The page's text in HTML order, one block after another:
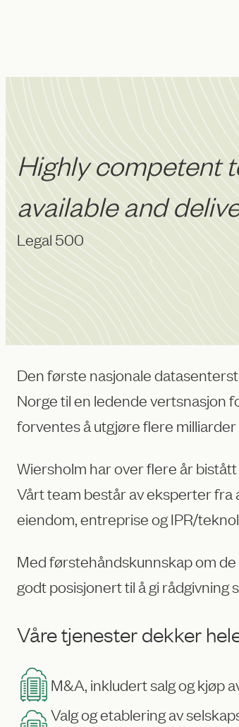
Highly competent
available and
Legal 500
Den første nasjonale
Norge til en ledende
forventes å utgjøre flere
Wiersholm har over flere år
Vårt team består av eksperter fra
eiendom, entreprise og IPR/
Med førstehåndskunnskap om
godt posisjonert til å gi rådgivning
Våre tjenester dekker
M&A, inkludert salg og kjøp
Valg og etablering av